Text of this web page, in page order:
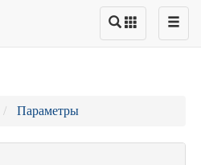
Параметры